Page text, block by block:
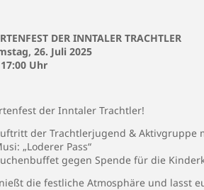
DER INNTALER TRACHTLER
26. Juli 2025
Uhr
der Inntaler Trachtler!
der Trachtlerjugend & Aktivgruppe
„Loderer Pass“
gegen Spende für die
die festliche Atmosphäre und lasst